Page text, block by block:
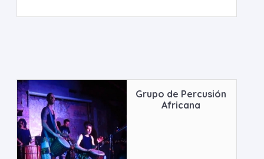
Grupo de Percusión
Africana